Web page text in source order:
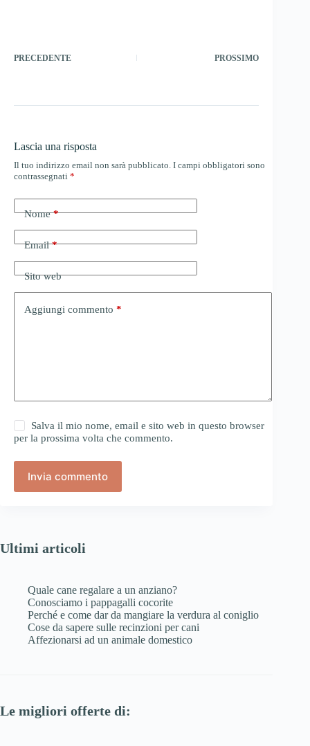
PRECEDENTE PROSSIMO
Lascia una risposta
Il tuo indirizzo email non sarà pubblicato. I campi obbligatori sono
contrassegnati *
Nome*
Email*
Sito web
Aggiungi commento *
Salva il mio nome, email e sito web in questo browser
per la prossima volta che commento.
Invia commento
Ultimi articoli
Quale cane regalare a un anziano?
Conosciamo i pappagalli cocorite
Perché e come dar da mangiare la verdura al coniglio
Cose da sapere sulle recinzioni per cani
Affezionarsi ad un animale domestico
Le migliori offerte di: